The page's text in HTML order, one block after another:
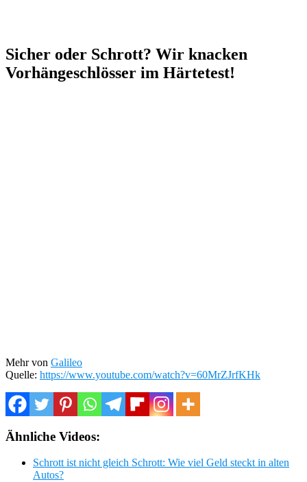
Sicher oder Schrott? Wir knacken
Vorhängeschlösser im Härtetest!
Mehr von Galileo
Quelle: https://www.youtube.com/watch?v=60MrZJrfKHk
Ähnliche Videos:
Schrott ist nicht gleich Schrott: Wie viel Geld steckt in alten
Autos?